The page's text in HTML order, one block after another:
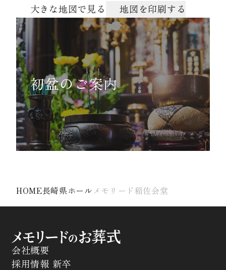
大きな地図で見る 地図を印刷する
初盆のご案内
HOME長崎県ホールメモリード稲佐会堂
会社概要
採用情報 新卒